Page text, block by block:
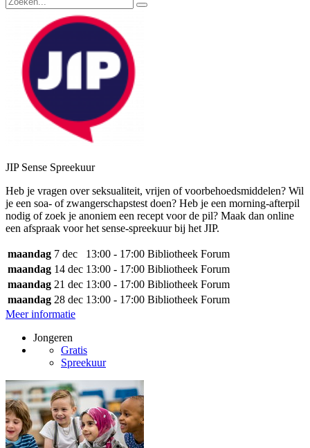
JIP Sense Spreekuur
Heb je vragen over seksualiteit, vrijen of voorbehoedsmiddelen? Wil
je een soa- of zwangerschapstest doen? Heb je een morning-afterpil
nodig of zoek je anoniem een recept voor de pil? Maak dan online
een afspraak voor het sense-spreekuur bij het JIP.
maandag 7 dec 13:00 - 17:00 Bibliotheek Forum
maandag 14 dec 13:00 - 17:00 Bibliotheek Forum
maandag 21 dec 13:00 - 17:00 Bibliotheek Forum
maandag 28 dec 13:00 - 17:00 Bibliotheek Forum
Meer informatie
Jongeren
Gratis
Spreekuur